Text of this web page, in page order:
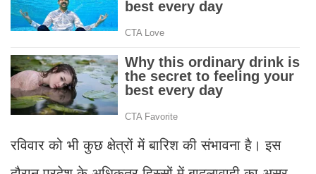
रविवार को भी कुछ क्षेत्रों में बारिश की संभावना है। इस